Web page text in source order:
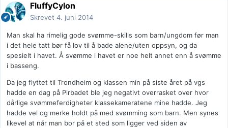
FluffyCylon
Skrevet 4. juni 2014
Man skal ha rimelig gode svømme-skills som barn/ungdom før man
i det hele tatt bør få lov til å bade alene/uten oppsyn, og da
spesielt i havet. Å svømme i havet er noe helt annet enn å svømme
i basseng.
Da jeg flyttet til Trondheim og klassen min på siste året på vgs
hadde en dag på Pirbadet ble jeg negativt overrasket over hvor
dårlige svømmeferdigheter klassekameratene mine hadde. Jeg
hadde vel og merke holdt på med svømming som barn. Men synes
likevel at når man bor på et sted som ligger ved siden av